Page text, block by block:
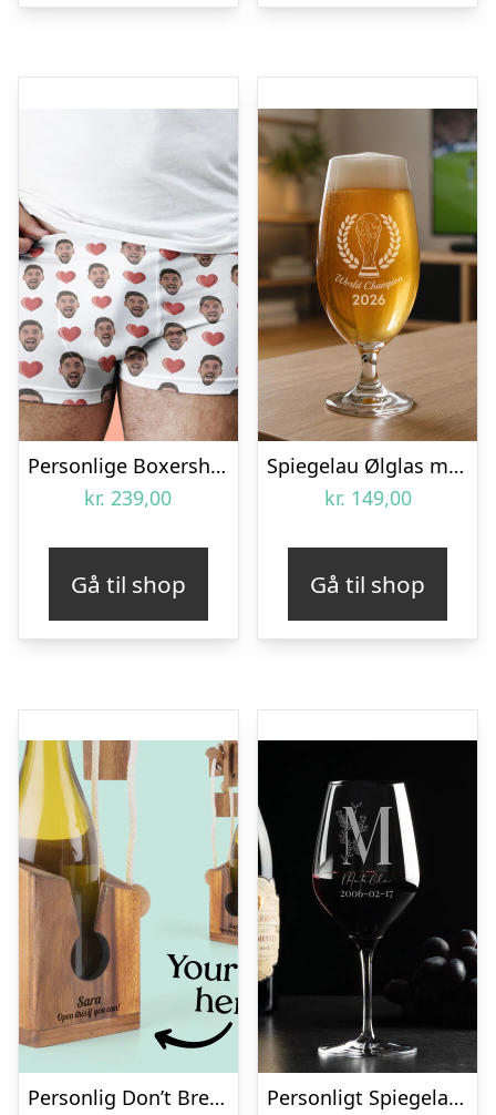
Personlige Boxershorts med Foto
kr. 239,00
Gå til shop
Spiegelau Ølglas med Gravering – Fodbold-VM
kr. 149,00
Gå til shop
Personlig Don’t Break the Bottle med Tekst
Personligt Spiegelau Rødvinsglas med Gravering – Bogstav, Navn & Dato